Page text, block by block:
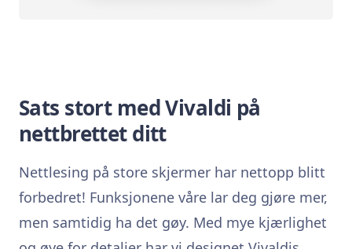
Sats stort med Vivaldi på
nettbrettet ditt
Nettlesing på store skjermer har nettopp blitt
forbedret! Funksjonene våre lar deg gjøre mer,
men samtidig ha det gøy. Med mye kjærlighet